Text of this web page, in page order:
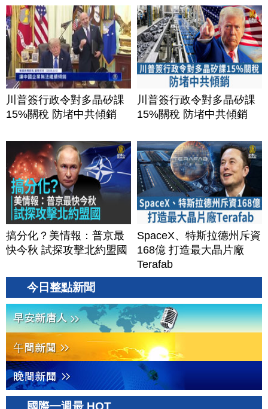
川普簽行政令對多晶矽課
15%關稅 防堵中共傾銷
川普簽行政令對多晶矽課
15%關稅 防堵中共傾銷
搞分化？美情報：普京最
快今秋 試探攻擊北約盟國
SpaceX、特斯拉德州斥資
168億 打造最大晶片廠
Terafab
今日整點新聞